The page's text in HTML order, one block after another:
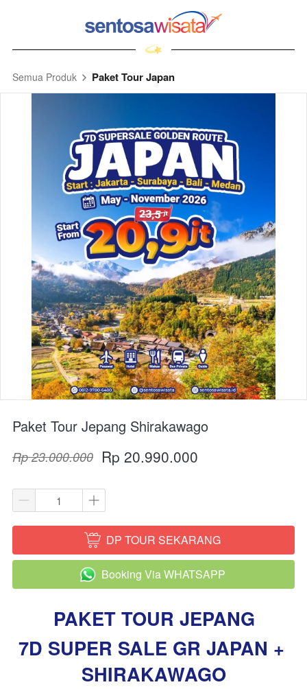
Semua Produk Paket Tour Japan
Paket Tour Jepang Shirakawago
Rp 23.000.000 Rp 20.990.000
` DP TOUR SEKARANG
` Booking Via WHATSAPP
PAKET TOUR JEPANG
7D SUPER SALE GR JAPAN +
SHIRAKAWAGO